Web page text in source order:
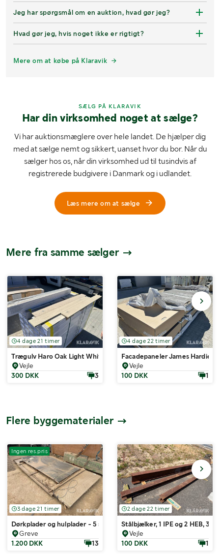
Jeg har spørgsmål om en auktion, hvad gør jeg?
Hvad gør jeg, hvis noget ikke er rigtigt?
Mere om at købe på Klaravik
SÆLG PÅ KLARAVIK
Har din virksomhed noget at sælge?
Vi har auktionsmæglere over hele landet. De hjælper dig
med at sælge nemt og sikkert, uanset hvor du bor. Når du
sælger hos os, når din virksomhed ud til tusindvis af
registrerede budgivere i Danmark og i udlandet.
Læs mere om at sælge
Mere fra samme sælger
4 dage 21 timer
Trægulv Haro Oak Light White 80m2
Vejle
300 DKK
3
4 dage 22 timer
Facadepaneler James Hardie
Vejle
100 DKK
1
Flere byggematerialer
Ingen res.pris
3 dage 21 timer
Dørkplader og hulplader - 5 styk
Greve
1.200 DKK
13
2 dage 22 timer
Stålbjælker, 1 IPE og 2 HEB, 3
Vejle
100 DKK
1